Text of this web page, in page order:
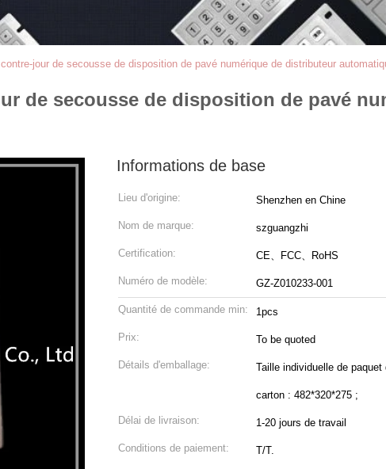
jour de secousse de disposition de pavé numérique de distributeur
de secousse de disposition de pavé
Informations de base
Lieu d'origine: Shenzhen en Chine
Nom de marque: szguangzhi
Certification: CE、FCC、RoHS
Numéro de modèle: GZ-Z010233-001
Quantité de commande min: 1pcs
Prix: To be quoted
Détails d'emballage: Taille individuelle de
carton : 482*320*275 ;
Délai de livraison: 1-20 jours de travail
Conditions de paiement: T/T.